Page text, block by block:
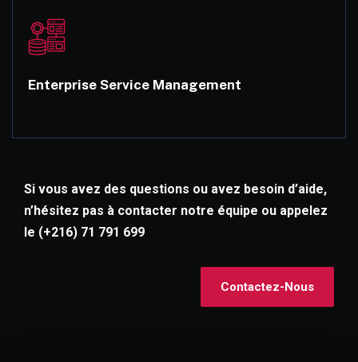
Enterprise Service Management
Si vous avez des questions ou avez besoin d’aide,
n’hésitez pas à contacter notre équipe ou appelez
le (+216) 71 791 699
Contactez-Nous